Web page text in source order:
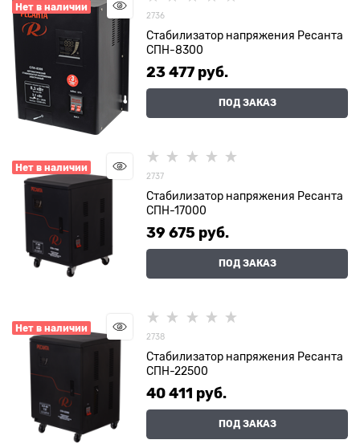
Нет в наличии
2736
Стабилизатор напряжения Ресанта
СПН-8300
23 477 руб.
ПОД ЗАКАЗ
Нет в наличии
2737
Стабилизатор напряжения Ресанта
СПН-17000
39 675 руб.
ПОД ЗАКАЗ
Нет в наличии
2738
Стабилизатор напряжения Ресанта
СПН-22500
40 411 руб.
ПОД ЗАКАЗ